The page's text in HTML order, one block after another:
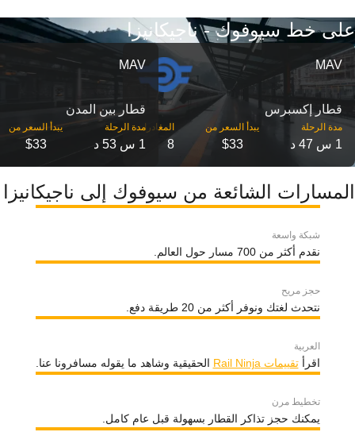
على خط سيوفوك - ناجيكانيزا
MAV
قطار إكسبرس
مدة الرحلة
1 س 47 د $33
8
MAV
قطار بين المدن
مدة الرحلة
1 س 53 د $33
المسارات الشائعة من سيوفوك إلى ناجيكانيزا
شبكة واسعة
نقدم أكثر من 700 مسار حول العالم.
حجز مريح
نتحدث لغتك ونوفر أكثر من 20 طريقة دفع.
العربية
اقرأتقييمات Rail Ninja الحقيقية وشاهد ما يقوله مسافرونا عنا.
تخطيط مرن
يمكنك حجز تذاكر القطار بسهولة قبل عام كامل.